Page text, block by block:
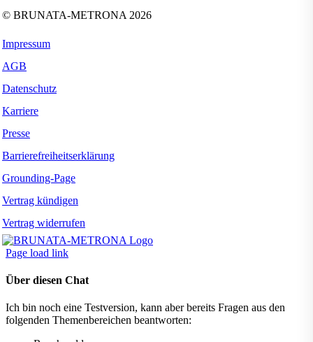
© BRUNATA-METRONA 2026
Impressum
AGB
Datenschutz
Karriere
Presse
Barrierefreiheitserklärung
Grounding-Page
Vertrag kündigen
Vertrag widerrufen
Page load link
Über diesen Chat
Ich bin noch eine Testversion, kann aber bereits Fragen aus den
folgenden Themenbereichen beantworten: